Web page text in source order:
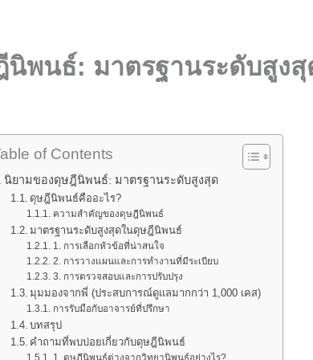
พนธ์: มาตรฐานระดับสูงสุ
of Contents
นิยามของดุษฎีนิพนธ์: มาตรฐานระดับสูงสุด
ดุษฎีนิพนธ์คืออะไร?
ความสำคัญของดุษฎีนิพนธ์
มาตรฐานระดับสูงสุดในดุษฎีนิพนธ์
1. การเลือกหัวข้อที่น่าสนใจ
2. การวางแผนและการทำงานที่มีระเบียบ
3. การตรวจสอบและการปรับปรุง
มุมมองจากพี่ (ประสบการณ์ดูแลมากกว่า 1,000 เคส)
การรับมือกับอาจารย์ที่ปรึกษา
บทสรุป
คำถามที่พบบ่อยเกี่ยวกับดุษฎีนิพนธ์
1. ดุษฎีนิพนธ์ต่างจากวิทยานิพนธ์อย่างไร?